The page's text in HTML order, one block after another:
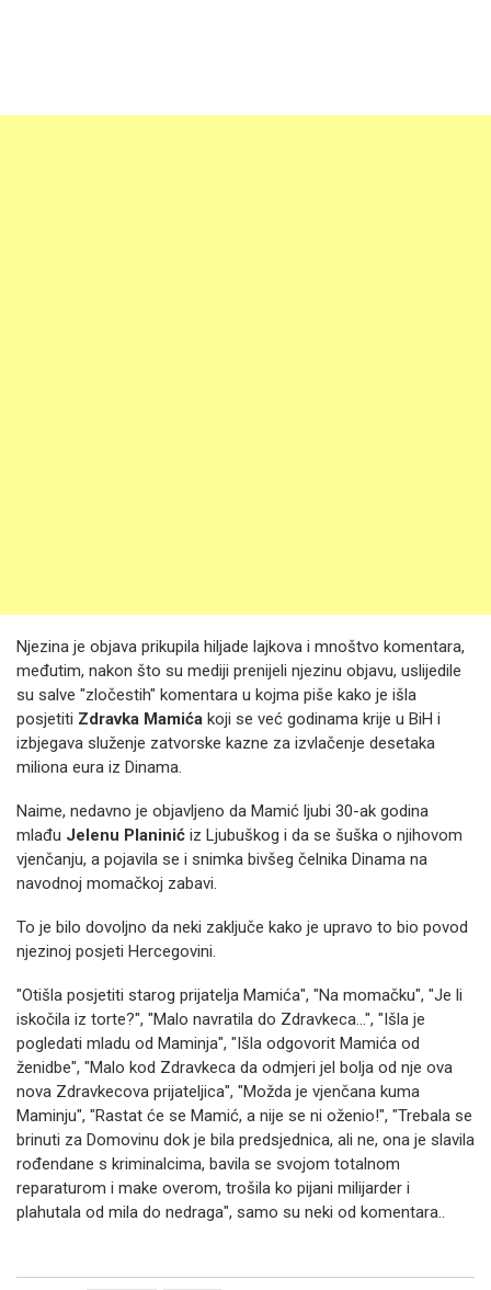
Njezina je objava prikupila hiljade lajkova i mnoštvo komentara,
međutim, nakon što su mediji prenijeli njezinu objavu, uslijedile
su salve "zločestih" komentara u kojma piše kako je išla
posjetiti Zdravka Mamića koji se već godinama krije u BiH i
izbjegava služenje zatvorske kazne za izvlačenje desetaka
miliona eura iz Dinama.
Naime, nedavno je objavljeno da Mamić ljubi 30-ak godina
mlađu Jelenu Planinić iz Ljubuškog i da se šuška o njihovom
vjenčanju, a pojavila se i snimka bivšeg čelnika Dinama na
navodnoj momačkoj zabavi.
To je bilo dovoljno da neki zaključe kako je upravo to bio povod
njezinoj posjeti Hercegovini.
"Otišla posjetiti starog prijatelja Mamića", "Na momačku", "Je li
iskočila iz torte?", "Malo navratila do Zdravkeca...", "Išla je
pogledati mladu od Maminja", "Išla odgovorit Mamića od
ženidbe", "Malo kod Zdravkeca da odmjeri jel bolja od nje ova
nova Zdravkecova prijateljica", "Možda je vjenčana kuma
Maminju", "Rastat će se Mamić, a nije se ni oženio!", "Trebala se
brinuti za Domovinu dok je bila predsjednica, ali ne, ona je slavila
rođendane s kriminalcima, bavila se svojom totalnom
reparaturom i make overom, trošila ko pijani milijarder i
plahutala od mila do nedraga", samo su neki od komentara..